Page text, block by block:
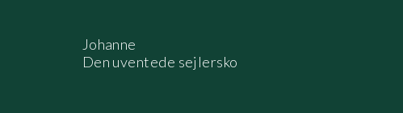
Johanne
Den uventede sejlersko